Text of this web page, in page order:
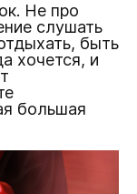
Не про
слушать
быть
хочется, и
большая